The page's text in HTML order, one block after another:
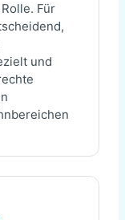
Für
und